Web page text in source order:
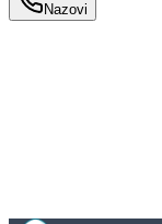
Nazovi